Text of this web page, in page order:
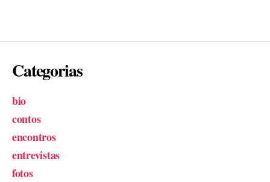
Categorias
bio
contos
encontros
entrevistas
fotos